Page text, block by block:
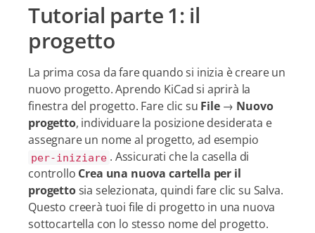
Tutorial parte 1: il
progetto
La prima cosa da fare quando si inizia è creare un
nuovo progetto. Aprendo KiCad si aprirà la
finestra del progetto. Fare clic su File→ Nuovo
progetto, individuare la posizione desiderata e
assegnare un nome al progetto, ad esempio
per-iniziare . Assicurati che la casella di
controllo Crea una nuova cartella per il
progettosia selezionata, quindi fare clic su Salva.
Questo creerà tuoi file di progetto in una nuova
sottocartella con lo stesso nome del progetto.